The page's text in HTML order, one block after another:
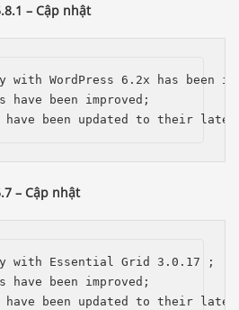
– Cập nhật
WordPress 6.2x has been
have been improved;
have been updated to their
– Cập nhật
with Essential Grid 3.0.17 ;
have been improved;
have been updated to their